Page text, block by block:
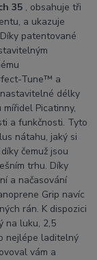
35 , obsahuje tři
a ukazuje
Díky patentované
Tune™ a
délky
Picatinny,
a funkčnosti. Tyto
nátahu, jaký si
čemuž jsou
trhu. Díky
a načasování
Grip navíc
rán. K dispozici
na luku, 2,5
nejlépe laditelný
vám a